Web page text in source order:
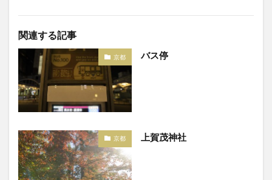
関連する記事
京都 バス停
京都 上賀茂神社